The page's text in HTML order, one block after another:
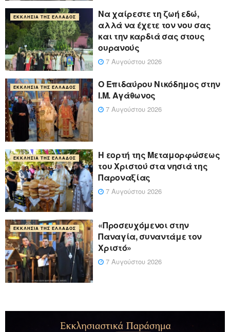
ΕΚΚΛΗΣΊΑ ΤΗΣ ΕΛΛΆΔΟΣ
Να χαίρεστε τη ζωή εδώ,
αλλά να έχετε τον νου σας
και την καρδιά σας στους
ουρανούς
7 Αυγούστου 2026
ΕΚΚΛΗΣΊΑ ΤΗΣ ΕΛΛΆΔΟΣ
Ο Επιδαύρου Νικόδημος στην
Ι.Μ. Αγάθωνος
7 Αυγούστου 2026
ΕΚΚΛΗΣΊΑ ΤΗΣ ΕΛΛΆΔΟΣ
Η εορτή της Μεταμορφώσεως
του Χριστού στα νησιά της
Παροναξίας
7 Αυγούστου 2026
ΕΚΚΛΗΣΊΑ ΤΗΣ ΕΛΛΆΔΟΣ
«Προσευχόμενοι στην
Παναγία, συναντάμε τον
Χριστό»
7 Αυγούστου 2026